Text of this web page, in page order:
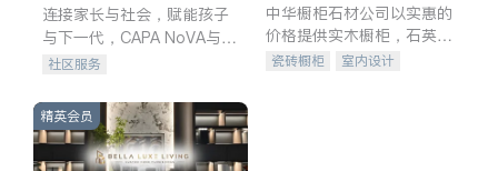
连接家长与社会，赋能孩子
与下一代，CAPA NoVA与您
携手建设包容、公平、充满
社区服务
中华橱柜石材公司以实惠的
价格提供实木橱柜，石英石
台面，多种优质不锈钢水
瓷砖橱柜
室内设计
精英会员